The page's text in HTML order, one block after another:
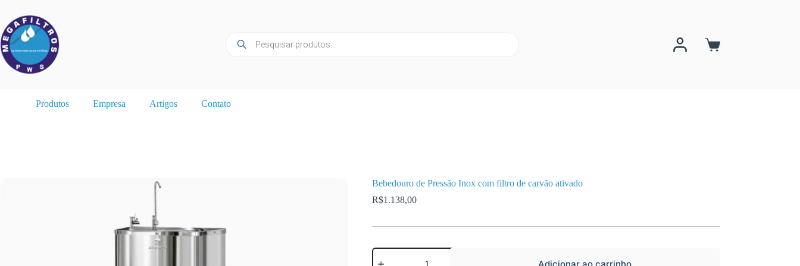
conteúdo
produtos
Carrinho
Produtos Empresa Artigos Contato
Bebedouro de Pressão Inox com filtro de carvão ativado
R$1.138,00
Bebedouro
de